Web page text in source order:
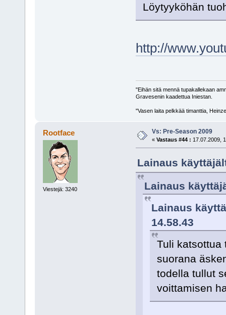
Löytyyköhän
http://
"Eihän sitä mennä tupakallekaan
Gravesenin kaadettua Iniestan.
"Vasen laita pelkkää timanttia,
Rootface
Viestejä: 3240
Vs: Pre-Season 2009
« Vastaus #44 : 17.07.2009,
Lainaus
Lainaus
Lainaus
14.58.43
Tuli katsottua
suorana
todella tullut
voittamisen